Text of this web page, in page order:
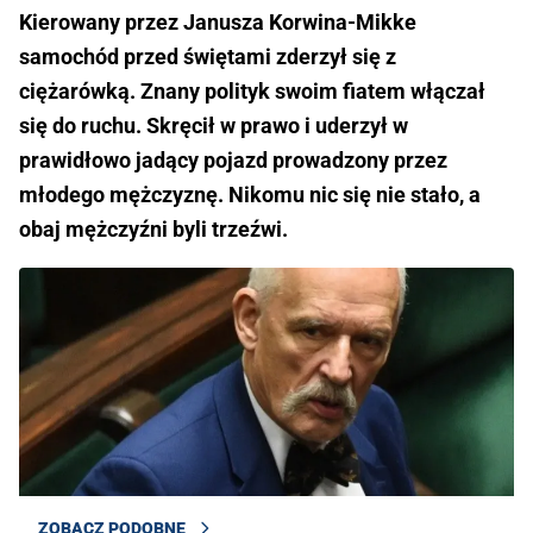
Kierowany przez Janusza Korwina-Mikke
samochód przed świętami zderzył się z
ciężarówką. Znany polityk swoim fiatem włączał
się do ruchu. Skręcił w prawo i uderzył w
prawidłowo jadący pojazd prowadzony przez
młodego mężczyznę. Nikomu nic się nie stało, a
obaj mężczyźni byli trzeźwi.
ZOBACZ PODOBNE